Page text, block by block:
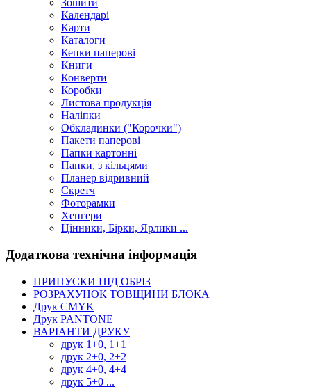
Календарі
Карти
Каталоги
Кепки паперові
Книги
Конверти
Коробки
Листова продукція
Наліпки
Обкладинки ("Корочки")
Пакети паперові
Папки картонні
Папки, з кільцями
Планер відривний
Скретч
Фоторамки
Хенгери
Цінники, Бірки, Ярлики ...
Додаткова технічна інформація
ПРИПУСКИ ПІД ОБРІЗ
РОЗРАХУНОК ТОВЩИНИ БЛОКА
Друк CMYK
Друк PANTONE
ВАРІАНТИ ДРУКУ
друк 1+0, 1+1
друк 2+0, 2+2
друк 4+0, 4+4
друк 5+0 ...